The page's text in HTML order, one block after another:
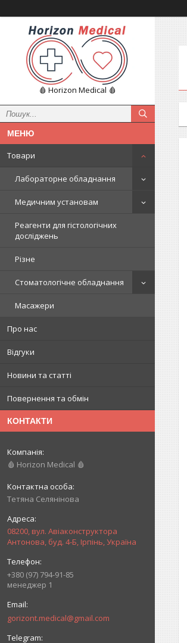
🩸 Horizon Medical 🩸
Товари
Лабораторне обладнання
Медичним установам
Реагенти для гістологічних
досліджень
Різне
Стоматологічне обладнання
Масажери
Про нас
Відгуки
Новини та статті
Повернення та обмін
КОНТАКТИ
🩸 Horizon Medical 🩸
Тетяна Селянінова
08200, вул. Авіаконструктора
Антонова, буд. 4-Б, Ірпінь, Україна
+380 (97) 794-91-85
менеджер 1
gorizont.medical@gmail.com